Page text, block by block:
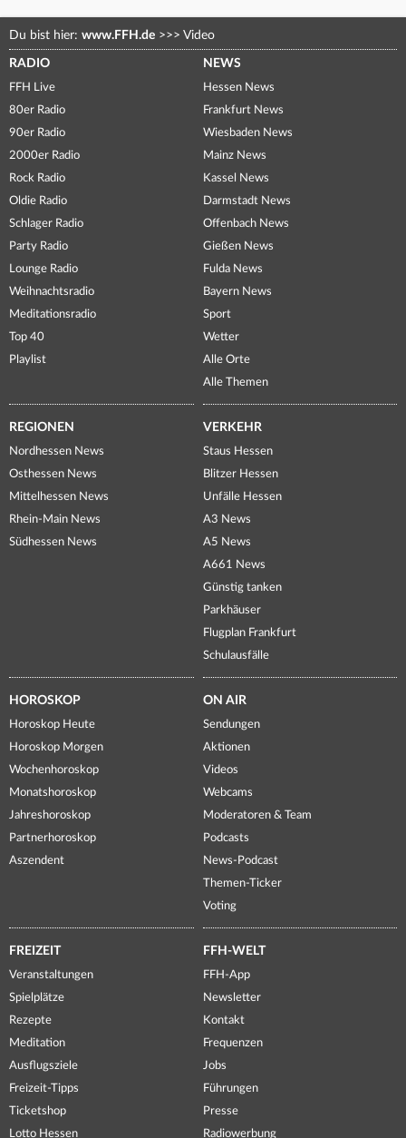
Du bist hier: www.FFH.de >>> Video
RADIO
FFH Live
80er Radio
90er Radio
2000er Radio
Rock Radio
Oldie Radio
Schlager Radio
Party Radio
Lounge Radio
Weihnachtsradio
Meditationsradio
Top 40
Playlist
NEWS
Hessen News
Frankfurt News
Wiesbaden News
Mainz News
Kassel News
Darmstadt News
Offenbach News
Gießen News
Fulda News
Bayern News
Sport
Wetter
Alle Orte
Alle Themen
REGIONEN
Nordhessen News
Osthessen News
Mittelhessen News
Rhein-Main News
Südhessen News
VERKEHR
Staus Hessen
Blitzer Hessen
Unfälle Hessen
A3 News
A5 News
A661 News
Günstig tanken
Parkhäuser
Flugplan Frankfurt
Schulausfälle
HOROSKOP
Horoskop Heute
Horoskop Morgen
Wochenhoroskop
Monatshoroskop
Jahreshoroskop
Partnerhoroskop
Aszendent
ON AIR
Sendungen
Aktionen
Videos
Webcams
Moderatoren & Team
Podcasts
News-Podcast
Themen-Ticker
Voting
FREIZEIT
Veranstaltungen
Spielplätze
Rezepte
Meditation
Ausflugsziele
Freizeit-Tipps
Ticketshop
Lotto Hessen
FFH-WELT
FFH-App
Newsletter
Kontakt
Frequenzen
Jobs
Führungen
Presse
Radiowerbung